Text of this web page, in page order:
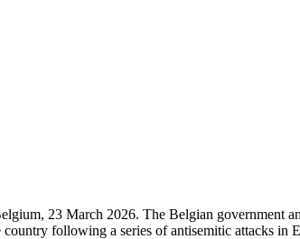
23 March 2026. The Belgian government
country following a series of antisemitic attacks